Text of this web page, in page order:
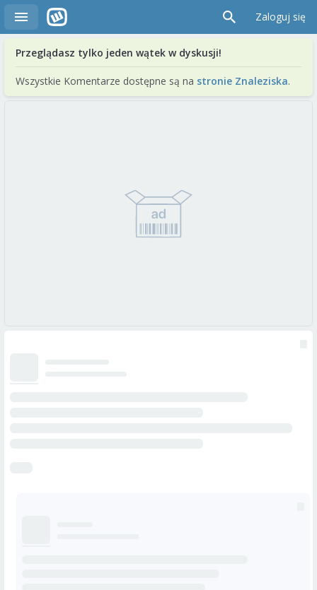
Zaloguj się
Przeglądasz tylko jeden wątek w dyskusji!
Wszystkie Komentarze dostępne są na stronie Znaleziska.